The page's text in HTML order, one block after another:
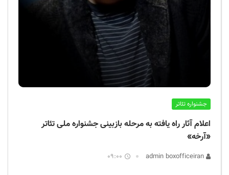
جشنواره تئاتر
اعلام آثار راه یافته به مرحله بازبینی جشنواره ملی تئاتر
«آرخه»
09:00